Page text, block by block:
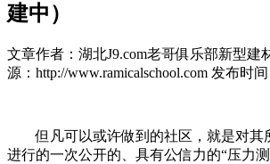
建中）
文章作者：湖北J9.com老哥俱乐部新型建
源：http://www.ramicalschool.com 发布时间
但凡可以或许做到的社区，就是对其
进行的一次公开的、具有公信力的“压力